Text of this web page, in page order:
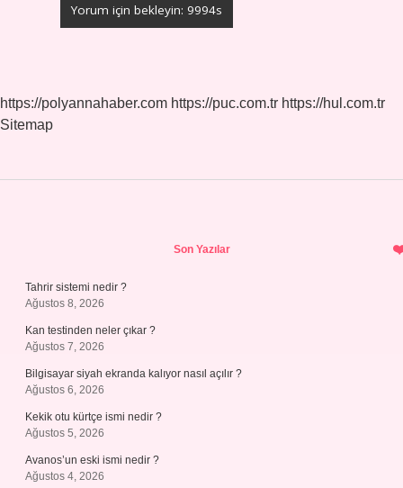
https://polyannahaber.com https://puc.com.tr https://hul.com.tr
Sitemap
Son Yazılar
Tahrir sistemi nedir ?
Ağustos 8, 2026
Kan testinden neler çıkar ?
Ağustos 7, 2026
Bilgisayar siyah ekranda kalıyor nasıl açılır ?
Ağustos 6, 2026
Kekik otu kürtçe ismi nedir ?
Ağustos 5, 2026
Avanos’un eski ismi nedir ?
Ağustos 4, 2026